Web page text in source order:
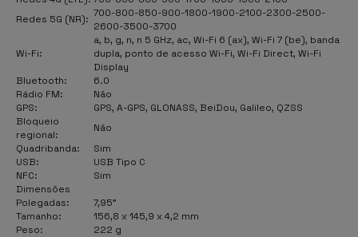
Redes 5G (NR): 700-800-850-900-1800-1900-2100-2300-2500-
2600-3500-3700
Wi-Fi:
a, b, g, n, n 5 GHz, ac, Wi-Fi 6 (ax), Wi-Fi 7 (be), banda
dupla, ponto de acesso Wi-Fi, Wi-Fi Direct, Wi-Fi
Display
Bluetooth:
6.0
Rádio FM:
Não
GPS:
GPS, A-GPS, GLONASS, BeiDou, Galileo, QZSS
Bloqueio
regional:
Não
Quadribanda:
Sim
USB:
USB Tipo C
NFC:
Sim
Dimensões
Polegadas:
7,95"
Tamanho:
156,8 x 145,9 x 4,2 mm
Peso:
222 g